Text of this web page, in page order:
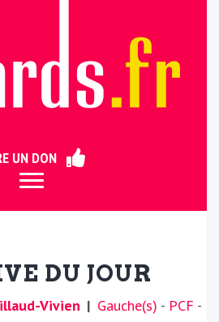
UN DON
DU JOUR
Vivien | Gauche(s) - PCF -